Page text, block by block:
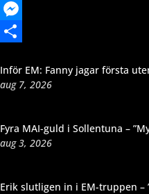
Twitter
Messenger
Inför EM: Fanny jagar första
aug 7, 2026
Fyra MAI-guld i Sollentuna –
aug 3, 2026
Erik slutligen in i EM-truppen –